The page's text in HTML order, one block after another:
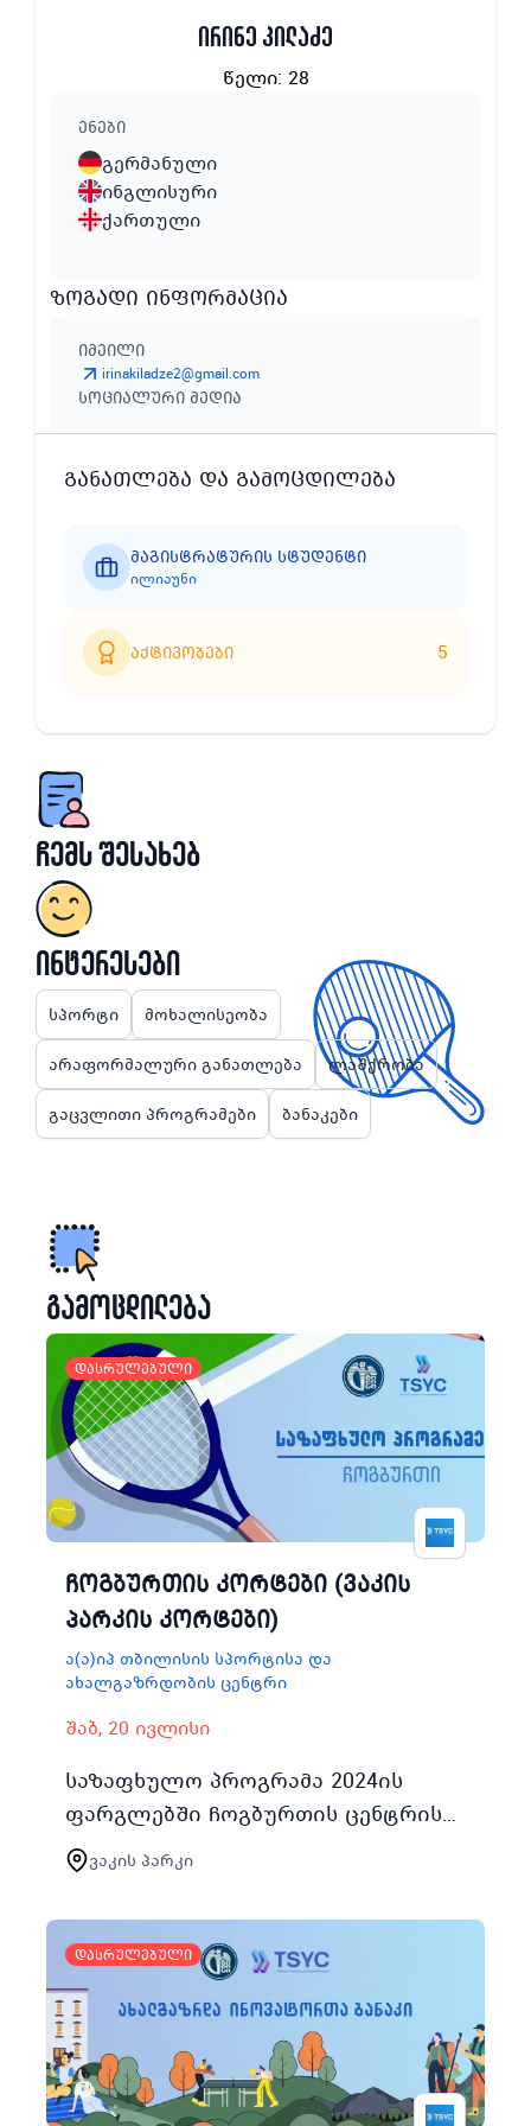
ირინე კილაძე
წელი: 28
ენები
გერმანული
ინგლისური
ქართული
ზოგადი ინფორმაცია
იმეილი
irinakiladze2@gmail.com
სოციალური მედია
განათლება და გამოცდილება
მაგისტრატურის სტუდენტი
ილიაუნი
აქტივობები 5
ჩემს შესახებ
ინტერესები
სპორტი მოხალისეობა
არაფორმალური განათლება ლაშქრობა
გაცვლითი პროგრამები ბანაკები
გამოცდილება
დასრულებული
ჩოგბურთის კორტები (ვაკის
პარკის კორტები)
ა(ა)იპ თბილისის სპორტისა და
ახალგაზრდობის ცენტრი
შაბ, 20 ივლისი
საზაფხულო პროგრამა 2024ის
ფარგლებში ჩოგბურთის ცენტრის
ვაკის პარკის კორტებით ასობით
ახალგაზრდა ისარგებლებს
აქტივობაში ჩართვის შემთხვევაში
რეგისტრირებულ…
ვაკის პარკი
დასრულებული